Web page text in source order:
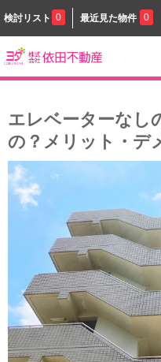
検討リスト 0 最近見た物件 0
エレベーターなし
の？メリット・デ